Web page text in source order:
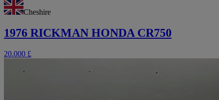
Cheshire
1976 RICKMAN HONDA CR750
20.000 £